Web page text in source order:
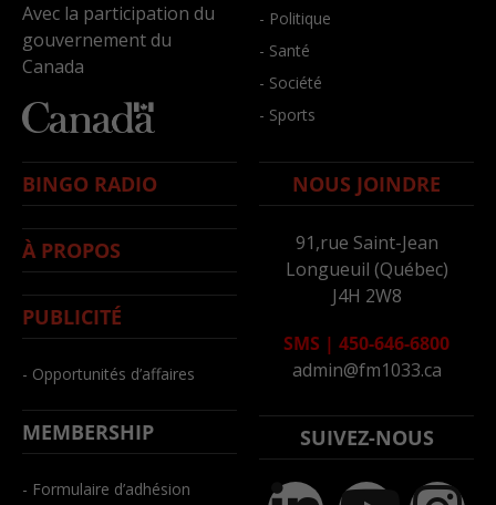
Avec la participation du
gouvernement du
Canada
- Politique
- Santé
- Société
- Sports
BINGO RADIO
À PROPOS
PUBLICITÉ
- Opportunités d’affaires
MEMBERSHIP
- Formulaire d’adhésion
NOUS JOINDRE
91,rue Saint-Jean
Longueuil (Québec)
J4H 2W8
SMS | 450-646-6800
admin@fm1033.ca
SUIVEZ-NOUS